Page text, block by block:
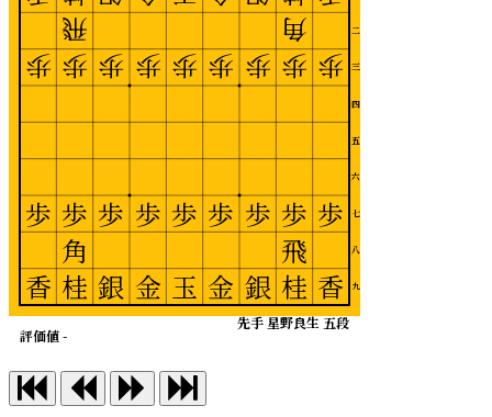
二
三
四
五
六
七
八
九
先手 星野良生 五段
評価値 -
歩
歩
香
角
歩
歩
飛
桂
歩
歩
銀
歩
歩
金
歩
歩
玉
歩
歩
金
歩
歩
銀
飛
歩
歩
角
桂
歩
歩
香